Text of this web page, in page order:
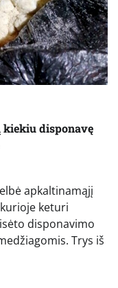
disponavę
apkaltinamąjį
keturi
disponavimo
Trys iš